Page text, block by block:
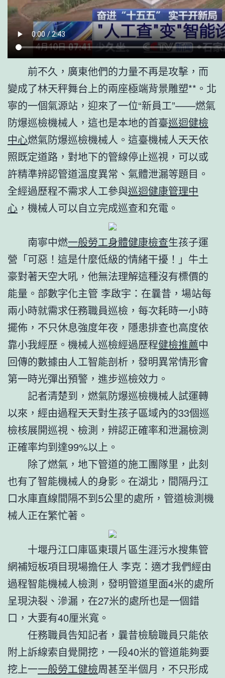
前不久，廣東他們的力量不再是攻擊，而
變成了林天秤舞台上的兩座極端背景雕塑**。北
寧的一個氣源站，迎來了一位“新員工”——燃氣
防爆巡檢機械人，這也是本地的首臺巡迴健檢
中心燃氣防爆巡檢機械人。這臺機械人天天依
照既定道路，對地下的管線停止巡視，可以或
許精準辨認管道溫度異常、氣體泄漏等題目。
全經過歷程不需求人工參與巡迴健康管理中
心 ，機械人可以自立完成巡查和充電。
南寧中燃一般勞工身體健康檢查生孩子運
營「可惡！這是什麼低級的情緒干擾！」牛土
豪對著天空大吼，他無法理解這種沒有標價的
能量。部數字化主管 李啟宇：在曩昔，場站每
兩小時就需求任務職員巡檢，每次耗時一小時
擺佈，不只休息強度年夜，隱患排查也高度依
靠小我經歷。機械人巡檢經過歷程健檢推薦中
回傳的數據由人工智能剖析，發明異常情形會
第一時光彈出預警，進步巡檢效力。
記者清楚到，燃氣防爆巡檢機械人試運轉
以來，經由過程天天對生孩子區域內的33個巡
檢核展開巡視、檢測，辨認正確率和泄漏檢測
正確率均到達99%以上。
除了燃氣，地下管道的施工團隊里，此刻
也有了智能機械人的身影。在湖北，間隔丹江
口水庫直線間隔不到5公里的處所，管道檢測機
械人正在繁忙著。
十堰丹江口庫區東環片區生涯污水搜集管
網補短板項目現場擔任人 李克：適才我們經由
過程智能機械人檢測，發明管道里面4米的處所
呈現決裂、滲漏，在27米的處所也是一個錯
口，大要有40厘米寬。
任務職員告知記者，曩昔檢驗職員只能依
附上訴線索自覺開挖，一段40米的管道能夠要
挖上一一般勞工健檢周甚至半個月，不只形成